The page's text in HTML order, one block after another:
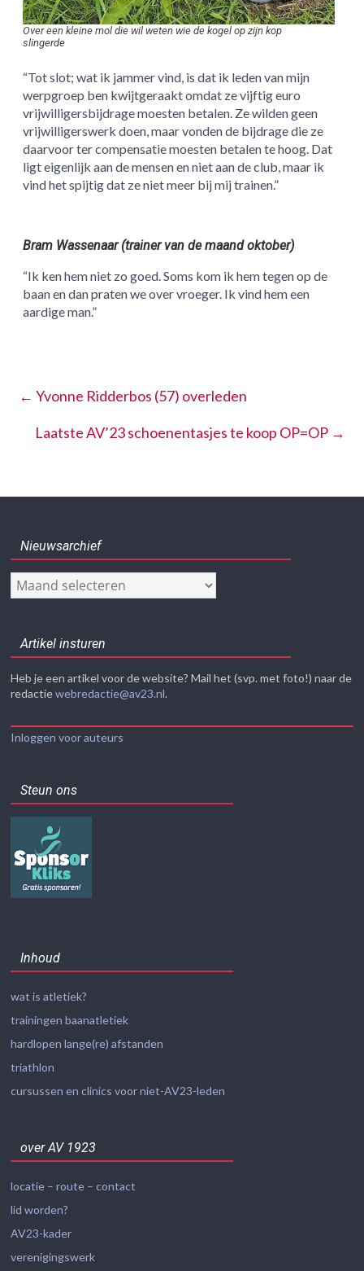
Over een kleine mol die wil weten wie de kogel op zijn kop
slingerde
“Tot slot; wat ik jammer vind, is dat ik leden van mijn
werpgroep ben kwijtgeraakt omdat ze vijftig euro
vrijwilligersbijdrage moesten betalen. Ze wilden geen
vrijwilligerswerk doen, maar vonden de bijdrage die ze
daarvoor ter compensatie moesten betalen te hoog. Dat
ligt eigenlijk aan de mensen en niet aan de club, maar ik
vind het spijtig dat ze niet meer bij mij trainen.”
Bram Wassenaar (trainer van de maand oktober)
“Ik ken hem niet zo goed. Soms kom ik hem tegen op de
baan en dan praten we over vroeger. Ik vind hem een
aardige man.”
← Yvonne Ridderbos (57) overleden
Laatste AV’23 schoenentasjes te koop OP=OP →
Nieuwsarchief
Nieuwsarchief
Artikel insturen
Heb je een artikel voor de website? Mail het (svp. met foto!) naar de
redactiewebredactie@av23.nl.
Inloggen voor auteurs
Steun ons
Inhoud
wat is atletiek?
trainingen baanatletiek
hardlopen lange(re) afstanden
triathlon
cursussen en clinics voor niet-AV23-leden
over AV 1923
locatie – route – contact
lid worden?
AV23-kader
verenigingswerk